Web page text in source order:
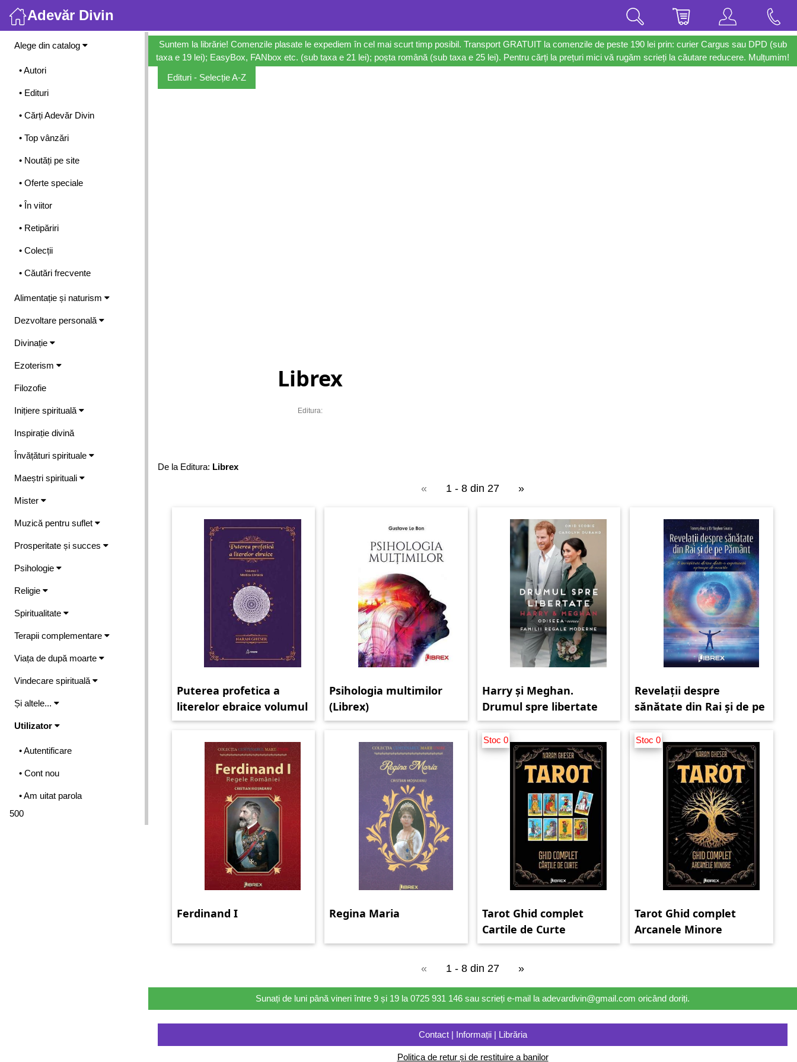
Adevăr Divin
Meniu
Alege din catalog
• Autori
• Edituri
• Cărți Adevăr Divin
• Top vânzări
• Noutăți pe site
• Oferte speciale
• În viitor
• Retipăriri
• Colecții
• Căutări frecvente
Alimentație și naturism
Dezvoltare personală
Divinație
Ezoterism
Filozofie
Inițiere spirituală
Inspirație divină
Învățături spirituale
Maeștri spirituali
Mister
Muzică pentru suflet
Prosperitate și succes
Psihologie
Religie
Spiritualitate
Terapii complementare
Viața de după moarte
Vindecare spirituală
Și altele...
Utilizator
• Autentificare
• Cont nou
• Am uitat parola
500
Suntem la librărie! Comenzile plasate le expediem în cel mai scurt timp posibil. Transport GRATUIT la comenzile de peste 190 lei prin: curier Cargus sau DPD (sub
taxa e 19 lei); EasyBox, FANbox etc. (sub taxa e 21 lei); poșta română (sub taxa e 25 lei). Pentru cărți la prețuri mici vă rugăm scrieți la căutare reducere. Mulțumim!
Edituri - Selecție A-Z
Librex
Editura:
De la Editura: Librex
« 1 - 8 din 27 »
Puterea profetica a
literelor ebraice volumul
1 Mistica ebraica
Psihologia multimilor
(Librex)
Harry și Meghan.
Drumul spre libertate
Revelații despre
sănătate din Rai și de pe
Pământ
Ferdinand I Regina Maria
Stoc 0
Tarot Ghid complet
Cartile de Curte
Stoc 0
Tarot Ghid complet
Arcanele Minore
« 1 - 8 din 27 »
Sunați de luni până vineri între 9 și 19 la 0725 931 146 sau scrieți e-mail la adevardivin@gmail.com oricând doriți.
Contact | Informații | Librăria
Politica de retur și de restituire a banilor